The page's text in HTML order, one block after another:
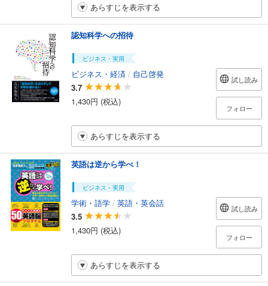
あらすじを表示する
認知科学への招待
ビジネス・実用
ビジネス・経済 / 自己啓発
3.7
1,430円 (税込)
試し読み
フォロー
あらすじを表示する
英語は逆から学べ！
ビジネス・実用
学術・語学 / 英語・英会話
3.5
1,430円 (税込)
試し読み
フォロー
あらすじを表示する